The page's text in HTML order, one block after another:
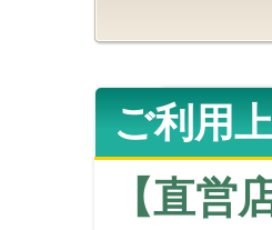
ご利用
【直営